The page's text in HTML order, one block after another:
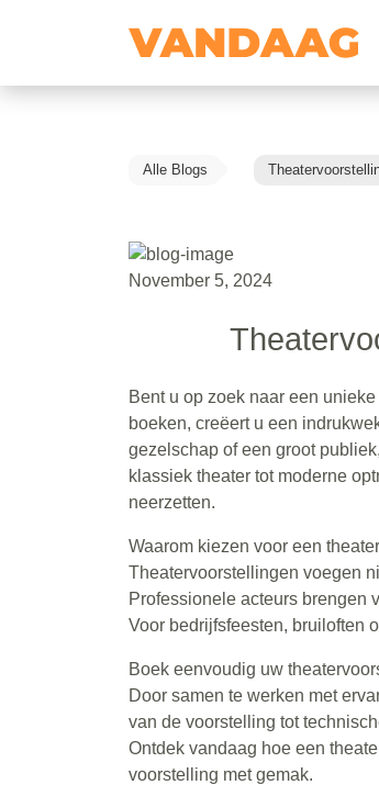
Alle Blogs
November 5, 2024
Bent u op zoek naar een
boeken, creëert u een
gezelschap of een groot
klassiek theater tot moderne
neerzetten.
Waarom kiezen voor een
Theatervoorstellingen voegen
Professionele acteurs brengen
Voor bedrijfsfeesten, bruiloften
Boek eenvoudig uw
Door samen te werken met
van de voorstelling tot
Ontdek vandaag hoe een
voorstelling met gemak.